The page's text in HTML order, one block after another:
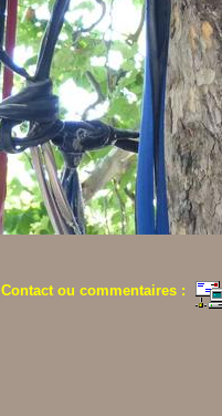
Contact ou commentaires :